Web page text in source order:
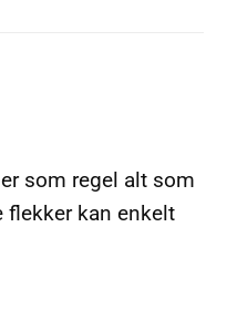
som regel alt som
flekker kan enkelt